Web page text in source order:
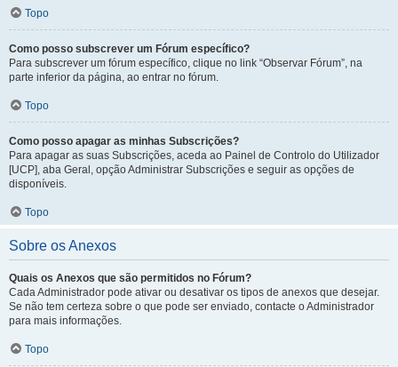
Topo
Como posso subscrever um Fórum específico?
Para subscrever um fórum específico, clique no link “Observar Fórum”, na
parte inferior da página, ao entrar no fórum.
Topo
Como posso apagar as minhas Subscrições?
Para apagar as suas Subscrições, aceda ao Painel de Controlo do Utilizador
[UCP], aba Geral, opção Administrar Subscrições e seguir as opções de
disponíveis.
Topo
Sobre os Anexos
Quais os Anexos que são permitidos no Fórum?
Cada Administrador pode ativar ou desativar os tipos de anexos que desejar.
Se não tem certeza sobre o que pode ser enviado, contacte o Administrador
para mais informações.
Topo